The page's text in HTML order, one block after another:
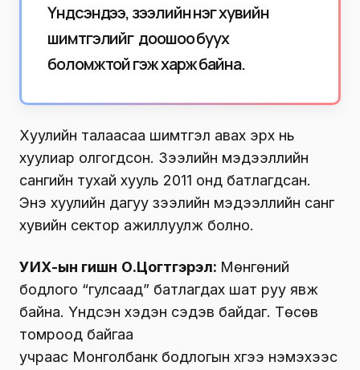
Үндсэндээ, зээлийн нэг хувийн
шимтгэлийг доошоо буух
боломжтой гэж харж байна.
Хуулийн талаасаа шимтгэл авах эрх нь
хуулиар олгогдсон. Зээлийн мэдээллийн
сангийн тухай хууль 2011 онд батлагдсан.
Энэ хуулийн дагуу зээлийн мэдээллийн санг
хувийн сектор ажиллуулж болно.
УИХ-ын гишүүн О.Цогтгэрэл: Мөнгөний
бодлого “гулсаад” батлагдах шат руу явж
байна. Үндсэн хэдэн сэдэв байдаг. Төсөв
томроод байгаа
учраас Монголбанк бодлогын хүүгээ нэмэхээс